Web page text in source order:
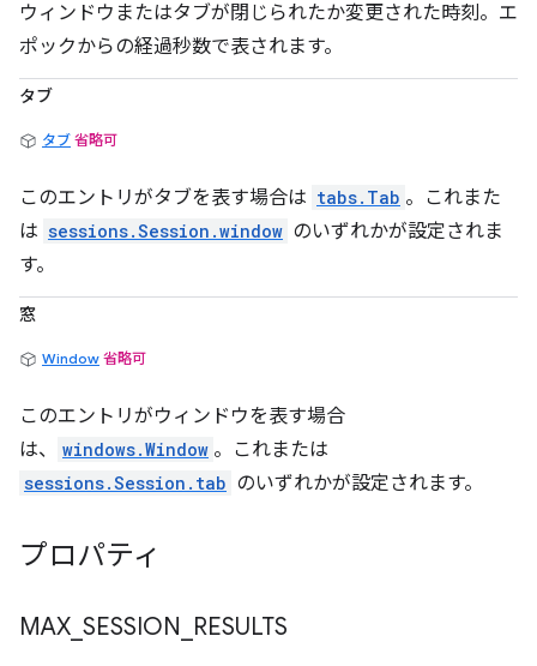
ウィンドウまたはタブが閉じられたか変更された時刻。エ
ポックからの経過秒数で表されます。
タブ
タブ 省略可
このエントリがタブを表す場合は tabs.Tab 。これまた
は sessions.Session.window のいずれかが設定されま
す。
窓
Window 省略可
このエントリがウィンドウを表す場合
は、
windows.Window 。これまたは
sessions.Session.tab のいずれかが設定されます。
プロパティ
MAX SESSION RESULTS